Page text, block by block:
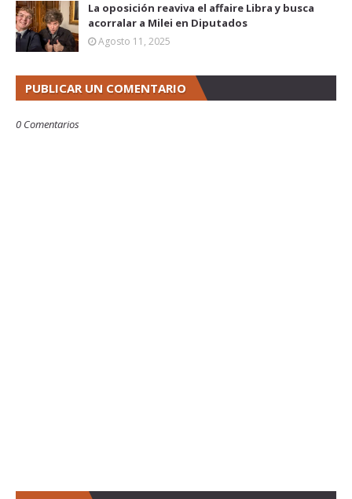
La oposición reaviva el affaire Libra y busca
acorralar a Milei en Diputados
Agosto 11, 2025
PUBLICAR UN COMENTARIO
0 Comentarios